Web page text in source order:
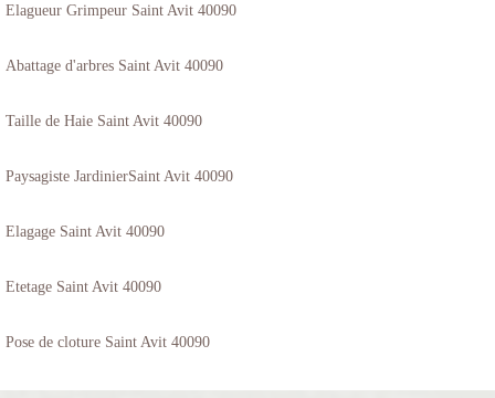
Elagueur Grimpeur Saint Avit 40090
Abattage d'arbres Saint Avit 40090
Taille de Haie Saint Avit 40090
Paysagiste JardinierSaint Avit 40090
Elagage Saint Avit 40090
Etetage Saint Avit 40090
Pose de cloture Saint Avit 40090